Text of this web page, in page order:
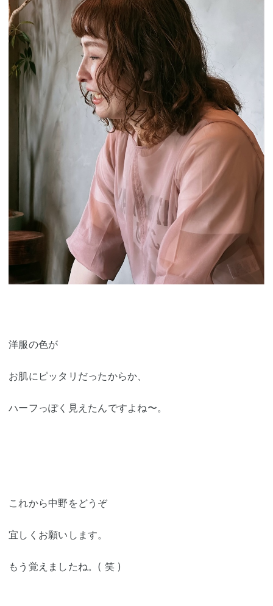
洋服の色が
お肌にピッタリだったからか、
ハーフっぽく見えたんですよね〜。
これから中野をどうぞ
宜しくお願いします。
もう覚えましたね。( 笑 )